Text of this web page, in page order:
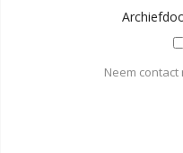
Neem